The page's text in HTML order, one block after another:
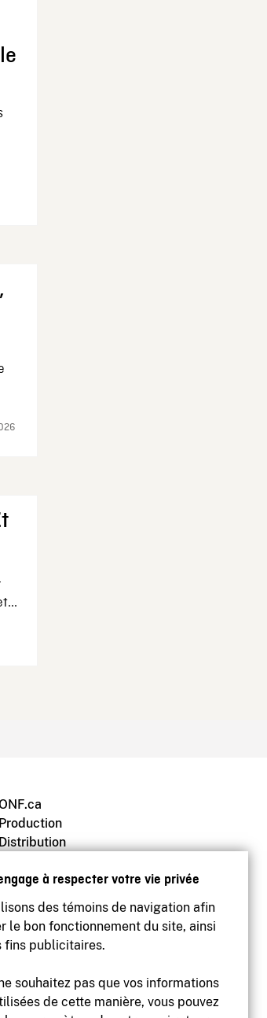
à respecter votre vie privée
des témoins de navigation afin
le bon fonctionnement du site, ainsi
fins publicitaires.
souhaitez pas que vos informations
de cette manière, vous pouvez
Production